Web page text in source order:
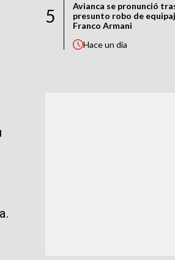
5
Avianca se pronunció
presunto robo de
Franco Armani
Haceun día